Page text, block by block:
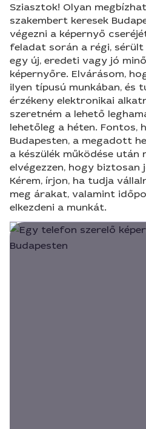
Sziasztok! Olyan
szakembert keresek
végezni a képernyő
feladat során a régi, sérült
egy új, eredeti vagy jó
képernyőre. Elvárásom,
ilyen típusú munkában, és
érzékeny elektronikai
szeretném a lehető
lehetőleg a héten. Fontos,
Budapesten, a megadott
a készülék működése után
elvégezzen, hogy biztosan
Kérem, írjon, ha tudja
meg árakat, valamint
elkezdeni a munkát.